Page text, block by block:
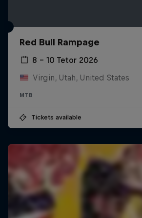
Red Bull Rampage
8 – 10 Tetor 2026
Virgin, Utah, United States
MTB
Tickets available